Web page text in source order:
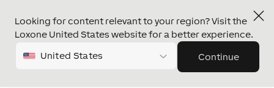
Looking for content relevant to your region? Visit the
Loxone United States website for a better experience.
United States Continue